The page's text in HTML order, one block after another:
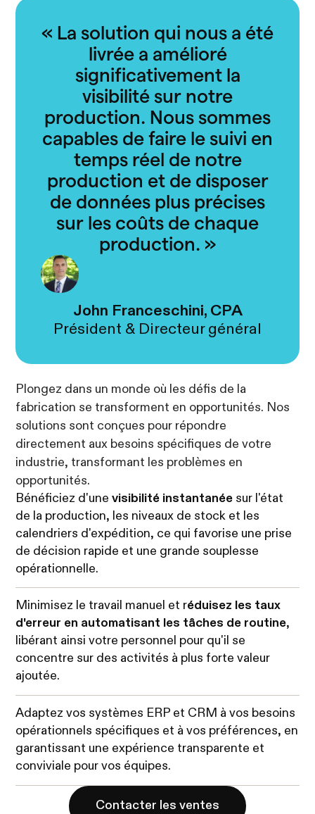
« La solution qui nous a été
livrée a amélioré
significativement la
visibilité sur notre
production. Nous sommes
capables de faire le suivi en
temps réel de notre
production et de disposer
de données plus précises
sur les coûts de chaque
production. »
John Franceschini, CPA
Président & Directeur général
Plongez dans un monde où les défis de la
fabrication se transforment en opportunités. Nos
solutions sont conçues pour répondre
directement aux besoins spécifiques de votre
industrie, transformant les problèmes en
opportunités.
Bénéficiez d'unevisibilité instantanée sur l'état
de la production, les niveaux de stock et les
calendriers d'expédition, ce qui favorise une prise
de décision rapide et une grande souplesse
opérationnelle.
Minimisez le travail manuel et réduisez les taux
d'erreur en automatisant les tâches de routine,
libérant ainsi votre personnel pour qu'il se
concentre sur des activités à plus forte valeur
ajoutée.
Adaptez vos systèmes ERP et CRM à vos besoins
opérationnels spécifiques et à vos préférences, en
garantissant une expérience transparente et
conviviale pour vos équipes.
Contacter les ventes